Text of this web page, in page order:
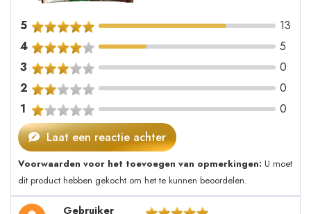
5
13
4
5
3
0
2
0
1
0
Laat een reactie achter
Voorwaarden voor het toevoegen van opmerkingen: U moet
dit product hebben gekocht om het te kunnen beoordelen.
Gebruiker